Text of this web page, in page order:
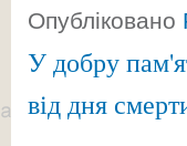
Опубліковано
У добру
від дня